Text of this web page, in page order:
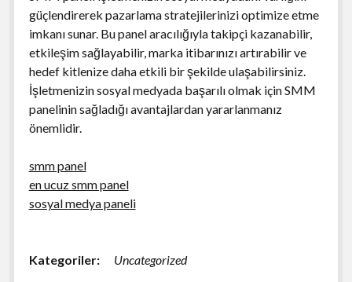
güçlendirerek pazarlama stratejilerinizi optimize etme
imkanı sunar. Bu panel aracılığıyla takipçi kazanabilir,
etkileşim sağlayabilir, marka itibarınızı artırabilir ve
hedef kitlenize daha etkili bir şekilde ulaşabilirsiniz.
İşletmenizin sosyal medyada başarılı olmak için SMM
panelinin sağladığı avantajlardan yararlanmanız
önemlidir.
smm panel
en ucuz smm panel
sosyal medya paneli
Kategoriler: Uncategorized